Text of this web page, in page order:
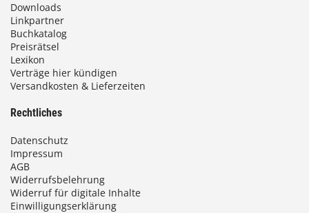
Downloads
Linkpartner
Buchkatalog
Preisrätsel
Lexikon
Verträge hier kündigen
Versandkosten & Lieferzeiten
Rechtliches
Datenschutz
Impressum
AGB
Widerrufsbelehrung
Widerruf für digitale Inhalte
Einwilligungserklärung